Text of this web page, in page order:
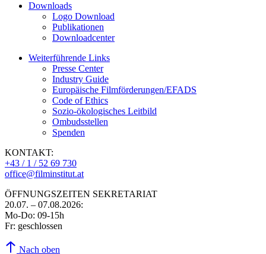
Downloads
Logo Download
Publikationen
Downloadcenter
Weiterführende Links
Presse Center
Industry Guide
Europäische Filmförderungen/EFADS
Code of Ethics
Sozio-ökologisches Leitbild
Ombudsstellen
Spenden
KONTAKT:
+43 / 1 / 52 69 730
office@filminstitut.at
ÖFFNUNGSZEITEN SEKRETARIAT
20.07. – 07.08.2026:
Mo-Do: 09-15h
Fr: geschlossen
Nach oben